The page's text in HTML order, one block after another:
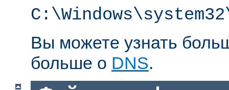
Вы можете узнать
больше о DNS.